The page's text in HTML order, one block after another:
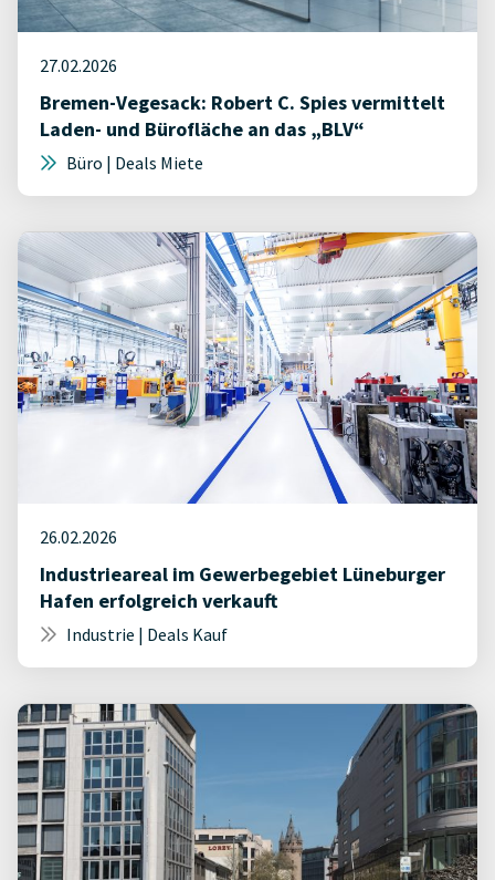
27.02.2026
Bremen-Vegesack: Robert C. Spies vermittelt
Laden- und Bürofläche an das „BLV“
Büro | Deals Miete
26.02.2026
Industrieareal im Gewerbegebiet Lüneburger
Hafen erfolgreich verkauft
Industrie | Deals Kauf